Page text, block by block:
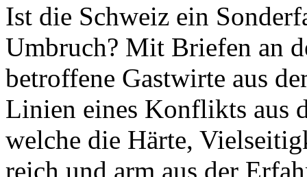
Ist die Schweiz ein
Umbruch? Mit Briefen an
betroffene Gastwirte aus
Linien eines Konflikts aus
welche die Härte,
reich und arm aus der